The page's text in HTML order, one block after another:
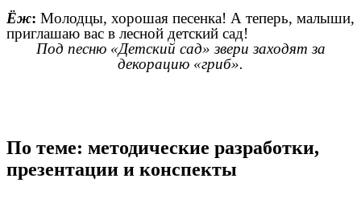
Ёж: Молодцы, хорошая песенка! А теперь, малыши,
приглашаю вас в лесной детский сад!
Под песню «Детский сад» звери заходят за
декорацию «гриб».
По теме: методические разработки,
презентации и конспекты